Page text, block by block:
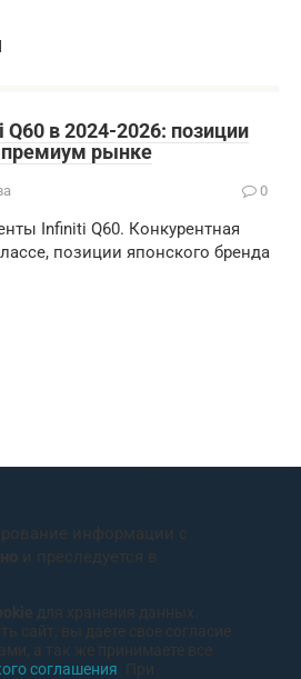
в 2024-2026: позиции
премиум рынке
0
Infiniti Q60. Конкурентная
позиции японского бренда
информации с
и преследуется в
для хранения данных.
сайт, вы даете свое согласие
а так же принимаете все
соглашения . При